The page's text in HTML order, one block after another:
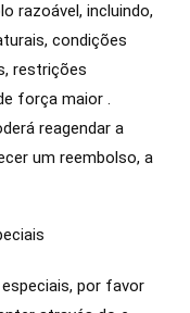
razoável, incluindo,
condições
restrições
força maior .
reagendar a
um reembolso, a
por favor